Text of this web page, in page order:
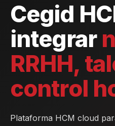
Cegid
integrar
RRHH,
control
Plataforma HCM cloud